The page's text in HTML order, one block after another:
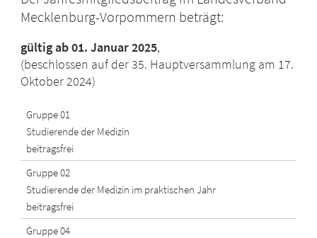
Mecklenburg-Vorpommern beträgt:
gültig ab 01. Januar 2025,
(beschlossen auf der 35. Hauptversammlung am 17.
Oktober 2024)
Gruppe 01
Studierende der Medizin
beitragsfrei
Gruppe 02
Studierende der Medizin im praktischen Jahr
beitragsfrei
Gruppe 04